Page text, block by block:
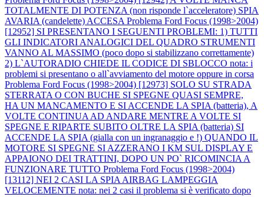
TOTALMENTE DI POTENZA (non risponde l`acceleratore) SPIA
AVARIA (candelette) ACCESA Problema Ford Focus (1998>2004)
[12952] SI PRESENTANO I SEGUENTI PROBLEMI: 1) TUTTI
GLI INDICATORI ANALOGICI DEL QUADRO STRUMENTI
VANNO AL MASSIMO (poco dopo si stabilizzano correttamente)
2) L`AUTORADIO CHIEDE IL CODICE DI SBLOCCO nota: i
problemi si presentano o all`avviamento del motore oppure in corsa
Problema Ford Focus (1998>2004) [12973] SOLO SU STRADA
STERRATA O CON BUCHE SI SPEGNE QUASI SEMPRE,
HA UN MANCAMENTO E SI ACCENDE LA SPIA (batteria), A
VOLTE CONTINUA AD ANDARE MENTRE A VOLTE SI
SPEGNE E RIPARTE SUBITO OLTRE LA SPIA (batteria) SI
ACCENDE LA SPIA (gialla con un ingranaggio e !) QUANDO IL
MOTORE SI SPEGNE SI AZZERANO I KM SUL DISPLAY E
APPAIONO DEI TRATTINI, DOPO UN PO` RICOMINCIA A
FUNZIONARE TUTTO Problema Ford Focus (1998>2004)
[13112] NEI 2 CASI LA SPIA AIRBAG LAMPEGGIA
VELOCEMENTE nota: nei 2 casi il problema si è verificato dopo